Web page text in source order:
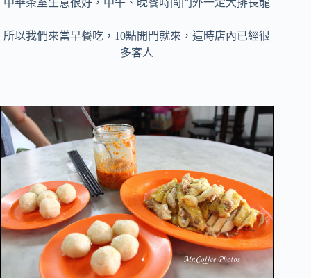
中華茶室生意很好，中午、晚餐時間門外一定大排長龍
所以我們來當早餐吃，10點開門就來，這時店內已經很
多客人